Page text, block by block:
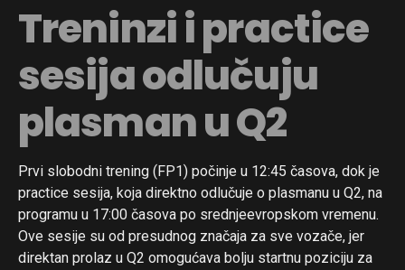
Treninzi i practice
sesija odlučuju
plasman u Q2
Prvi slobodni trening (FP1) počinje u 12:45 časova, dok je
practice sesija, koja direktno odlučuje o plasmanu u Q2, na
programu u 17:00 časova po srednjeevropskom vremenu.
Ove sesije su od presudnog značaja za sve vozače, jer
direktan prolaz u Q2 omogućava bolju startnu poziciju za